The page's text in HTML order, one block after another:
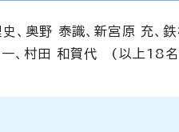
、奥野 泰識、新宮原 充、
一、村田 和賀代 (以上18